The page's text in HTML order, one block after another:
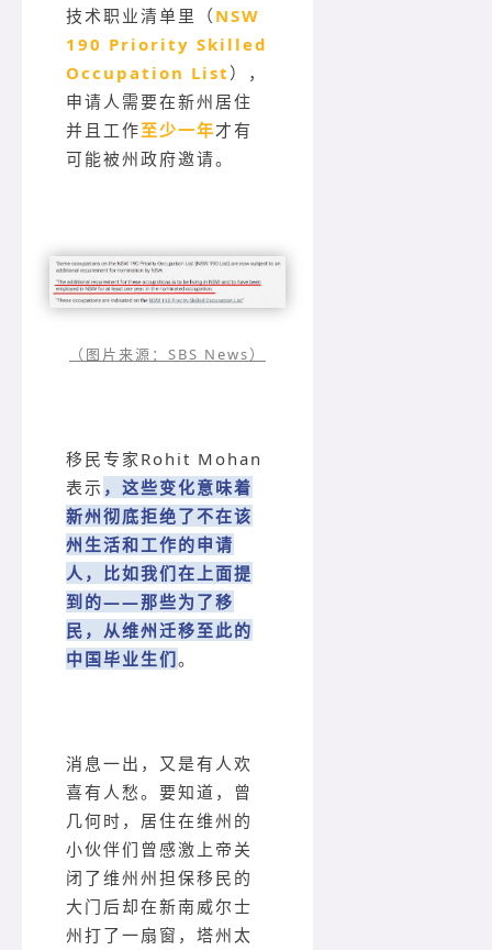
技术职业清单里（ NSW
190 Priority Skilled
Occupation List ），
申请人需要在新州居住
并且工作至少一年才有
可能被州政府邀请。
（图片来源：SBS News）
移民专家Rohit Mohan
表示 ，这些变化意味着
新州彻底拒绝了不在该
州生活和工作的申请
人，比如我们在上面提
到的——那些为了移
民，从维州迁移至此的
中国毕业生们。
消息一出，又是有人欢
喜有人愁。要知道，曾
几何时，居住在维州的
小伙伴们曾感激上帝关
闭了维州州担保移民的
大门后却在新南威尔士
州打了一扇窗，塔州太